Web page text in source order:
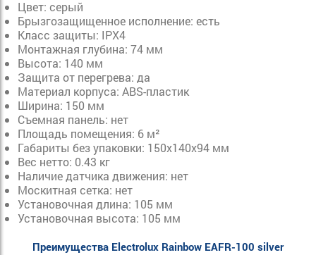
Цвет: серый
Брызгозащищенное исполнение: есть
Класс защиты: IPХ4
Монтажная глубина: 74 мм
Высота: 140 мм
Защита от перегрева: да
Материал корпуса: ABS-пластик
Ширина: 150 мм
Съемная панель: нет
Площадь помещения: 6 м²
Габариты без упаковки: 150х140х94 мм
Вес нетто: 0.43 кг
Наличие датчика движения: нет
Москитная сетка: нет
Установочная длина: 105 мм
Установочная высота: 105 мм
Преимущества Electrolux Rainbow EAFR-100 silver